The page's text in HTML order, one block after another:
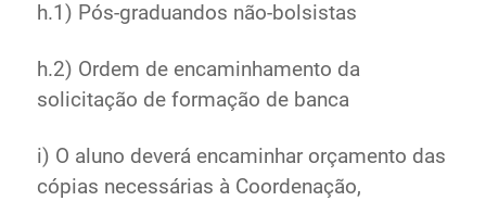
h.1) Pós-graduandos não-bolsistas
h.2) Ordem de encaminhamento da
solicitação de formação de banca
i) O aluno deverá encaminhar orçamento das
cópias necessárias à Coordenação,